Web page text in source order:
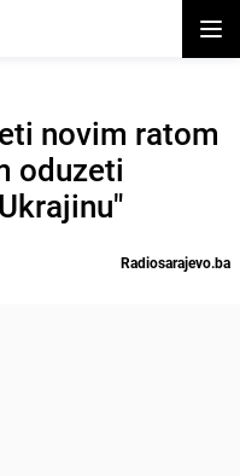
novim ratom
oduzeti
Radiosarajevo.ba